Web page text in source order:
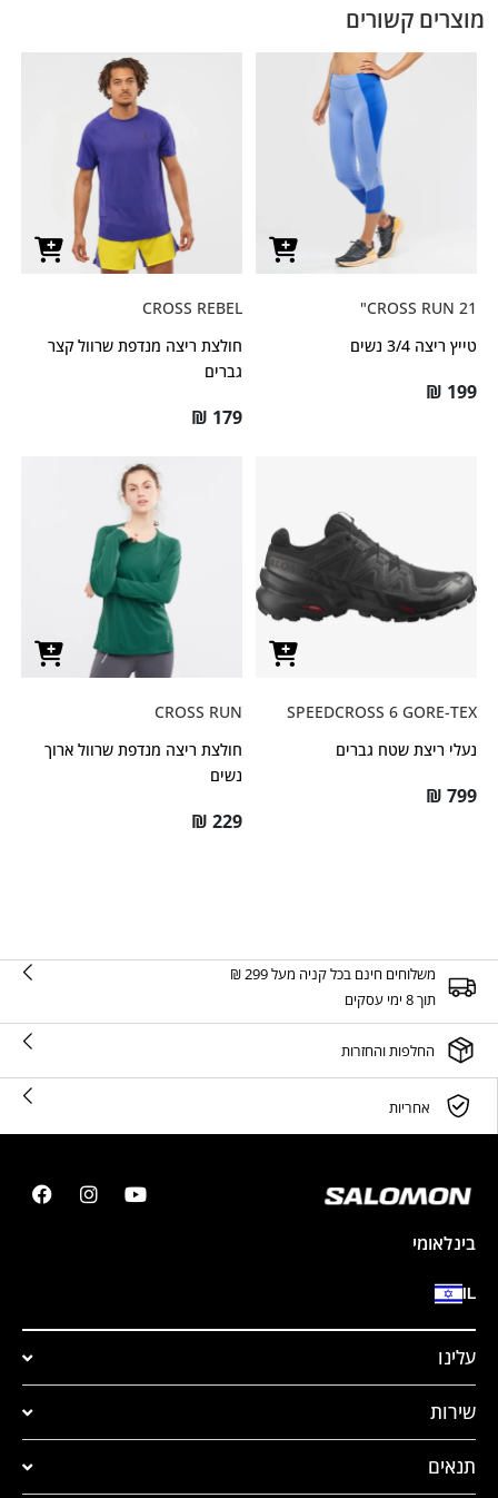
מוצרים קשורים
CROSS RUN 21"
טייץ ריצה 3/4 נשים
₪ 199
CROSS REBEL
חולצת ריצה מנדפת שרוול קצר
גברים
₪ 179
SPEEDCROSS 6 GORE-TEX
נעלי ריצת שטח גברים
₪ 799
CROSS RUN
חולצת ריצה מנדפת שרוול ארוך
נשים
₪ 229
משלוחים חינם בכל קניה מעל 299 ₪
תוך 8 ימי עסקים
החלפות והחזרות
אחריות
בינלאומי
IL
עלינו
שירות
תנאים